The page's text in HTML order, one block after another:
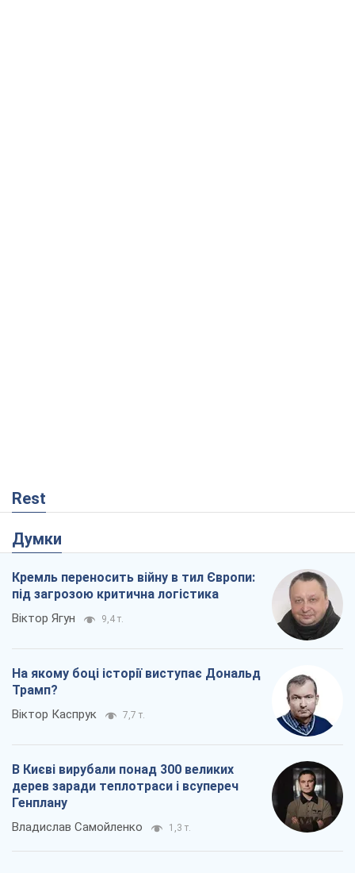
Rest
Думки
Кремль переносить війну в тил Європи:
під загрозою критична логістика
Віктор Ягун 9,4 т.
На якому боці історії виступає Дональд
Трамп?
Віктор Каспрук 7,7 т.
В Києві вирубали понад 300 великих
дерев заради теплотраси і всупереч
Генплану
Владислав Самойленко 1,3 т.